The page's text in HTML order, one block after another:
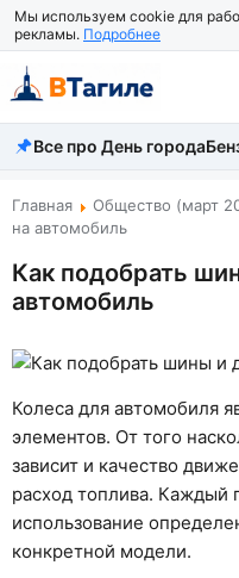
Мы используем cookie для
рекламы. Подробнее
Все новости
Происшествия
Власть
Жизнь
Общество
Рассказать новость
Все про День города
Главная Общество (март
на автомобиль
Как подобрать
автомобиль
Колеса для автомобиля
элементов. От того
зависит и качество
расход топлива. Каждый
использование
конкретной модели.